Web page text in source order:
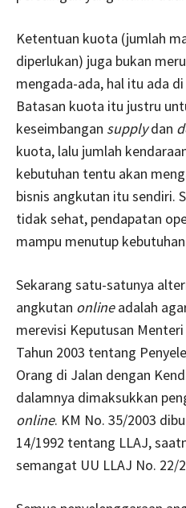
Ketentuan kuota (jumlah
diperlukan) juga bukan
mengada-ada, hal itu ada
Batasan kuota itu justru
keseimbangan supplydan
kuota, lalu jumlah
kebutuhan tentu akan
bisnis angkutan itu sendiri.
tidak sehat, pendapatan
mampu menutup
Sekarang satu-satunya
angkutan onlineadalah
merevisi Keputusan
Tahun 2003 tentang
Orang di Jalan dengan
dalamnya dimaksukkan
online. KM No. 35/2003
14/1992 tentang LLAJ,
semangat UU LLAJ No. 22/